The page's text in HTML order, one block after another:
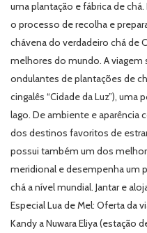
uma plantação e fábrica de
o processo de recolha e
chávena do verdadeiro chá de
melhores do mundo. A viagem
ondulantes de plantações de
cingalês “Cidade da Luz”),
lago. De ambiente e aparência
dos destinos favoritos de
possui também um dos
meridional e desempenha um
chá a nível mundial. Jantar e
Especial Lua de Mel: Oferta
Kandy a Nuwara Eliya (estação